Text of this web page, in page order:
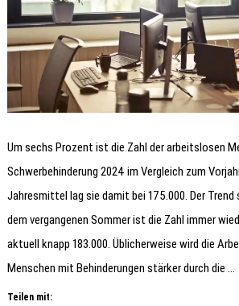
Um sechs Prozent ist die Zahl der arbeitslosen
Schwerbehinderung 2024 im Vergleich zum
Jahresmittel lag sie damit bei 175.000. Der
dem vergangenen Sommer ist die Zahl immer
aktuell knapp 183.000. Üblicherweise wird die
Menschen mit Behinderungen stärker durch die …
Teilen mit: